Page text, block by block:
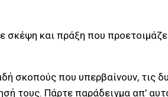
σκέψη και πράξη που
σκοπούς που υπερβαίνουν, τις
τους. Πάρτε παράδειγμα απ’